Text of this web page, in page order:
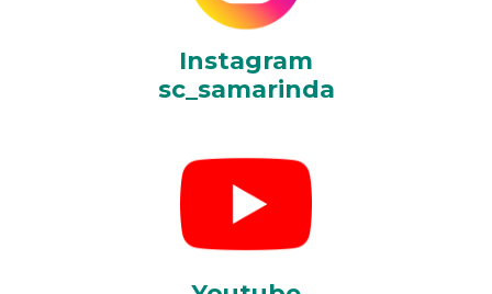
Instagram
sc_samarinda